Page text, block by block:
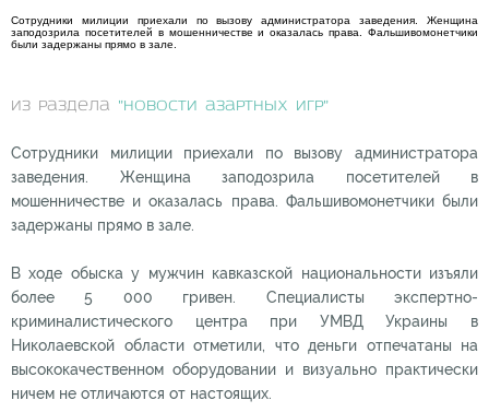
Сотрудники милиции приехали по вызову администратора заведения. Женщина
заподозрила посетителей в мошенничестве и оказалась права. Фальшивомонетчики
были задержаны прямо в зале.
из раздела "Новости азартных игр"
Сотрудники милиции приехали по вызову администратора
заведения. Женщина заподозрила посетителей в
мошенничестве и оказалась права. Фальшивомонетчики были
задержаны прямо в зале.
В ходе обыска у мужчин кавказской национальности изъяли
более 5 000 гривен. Специалисты экспертно-
криминалистического центра при УМВД Украины в
Николаевской области отметили, что деньги отпечатаны на
высококачественном оборудовании и визуально практически
ничем не отличаются от настоящих.